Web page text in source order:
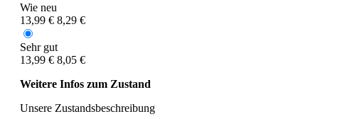
Wie neu
13,99 € 8,29 €
Sehr gut
13,99 € 8,05 €
Weitere Infos zum Zustand
Unsere Zustandsbeschreibung